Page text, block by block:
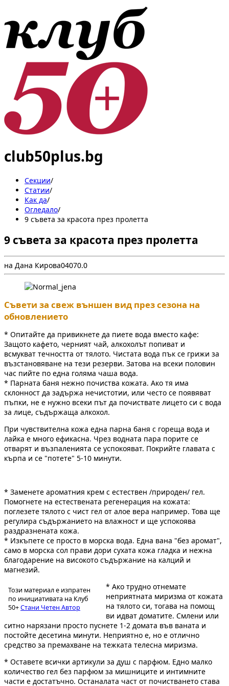
club50plus.bg
Секции/
Статии/
Как да/
Огледало/
9 съвета за красота през пролетта
9 съвета за красота през пролетта
на Дана Кирова04070.0
Съвети за свеж външен вид през сезона на
обновлението
* Опитайте да привикнете да пиете вода вместо кафе:
Защото кафето, черният чай, алкохолът попиват и
всмукват течността от тялото. Чистата вода пък се грижи за
възстановяване на тези резерви. Затова на всеки половин
час пийте по една голяма чаша вода.
* Парната баня нежно почиства кожата. Ако тя има
склонност да задържа нечистотии, или често се появяват
пъпки, не е нужно всеки път да почиствате лицето си с вода
за лице, съдържаща алкохол.
При чувствителна кожа една парна баня с гореща вода и
лайка е много ефикасна. Чрез водната пара порите се
отварят и възпаленията се успокояват. Покрийте главата с
кърпа и се "потете" 5-10 минути.
* Заменете ароматния крем с естествен /природен/ гел.
Помогнете на естествената регенерация на кожата:
поглезете тялото с чист гел от алое вера например. Това ще
регулира съдържанието на влажност и ще успокоява
раздразнената кожа.
* Изкъпете се просто в морска вода. Една вана "без аромат",
само в морска сол прави дори сухата кожа гладка и нежна
благодарение на високото съдържание на калций и
магнезий.
Този материал е изпратен
по инициативата на Клуб
50+Стани Четен Автор
* Ако трудно отнемате
неприятната миризма от кожата
на тялото си, тогава на помощ
ви идват доматите. Смлени или
ситно нарязани просто пуснете 1-2 домата във ваната и
постойте десетина минути. Неприятно е, но е отлично
средство за премахване на тежката телесна миризма.
* Оставете всички артикули за душ с парфюм. Едно малко
количество гел без парфюм за мишниците и интимните
части е достатъчно. Останалата част от почистването става